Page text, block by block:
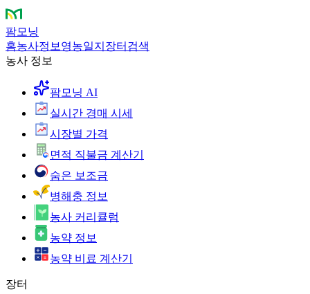
팜모닝
홈농사정보 영농일지 장터 검색
농사 정보
팜모닝 AI
실시간 경매 시세
시장별 가격
면적 직불금 계산기
숨은 보조금
병해충 정보
농사 커리큘럼
농약 정보
농약 비료 계산기
장터